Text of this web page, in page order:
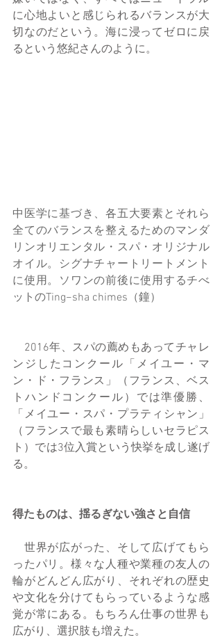
に心地よいと感じられるバランスが大
切なのだという。海に浸ってゼロに戻
るという悠紀さんのように。
中医学に基づき、各五大要素とそれら
全てのバランスを整えるためのマンダ
リンオリエンタル・スパ・オリジナル
オイル。シグナチャートリートメント
に使用。ソワンの前後に使用するチべ
ットのTing−sha chimes（鐘）
2016年、スパの薦めもあってチャレ
ンジしたコンクール「メイユー・マ
ン・ド・フランス」（フランス、ベス
トハンドコンクール）では準優勝、
「メイユー・スパ・プラティシャン」
（フランスで最も素晴らしいセラピス
ト）では3位入賞という快挙を成し遂げ
る。
得たものは、揺るぎない強さと自信
世界が広がった、そして広げてもら
ったパリ。様々な人種や業種の友人の
輪がどんどん広がり、それぞれの歴史
や文化を分けてもらっているような感
覚が常にある。もちろん仕事の世界も
広がり、選択肢も増えた。